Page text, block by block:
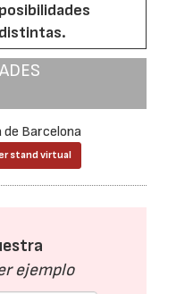
posibilidades
distintas.
de Barcelona
stand virtual
ejemplo